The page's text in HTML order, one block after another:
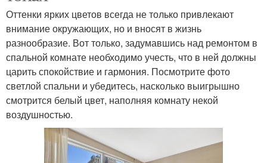
Оттенки ярких цветов всегда не только привлекают
внимание окружающих, но и вносят в жизнь
разнообразие. Вот только, задумавшись над ремонтом в
спальной комнате необходимо учесть, что в ней должны
царить спокойствие и гармония. Посмотрите фото
светлой спальни и убедитесь, насколько выигрышно
смотрится белый цвет, наполняя комнату некой
воздушностью.